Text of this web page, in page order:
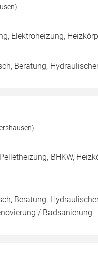
Elektroheizung,
Beratung,
BHKW,
Beratung,
/ Badsanierung